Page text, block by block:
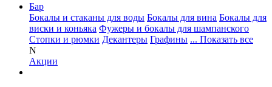
Бар
Бокалы и стаканы для воды Бокалы для вина Бокалы для
виски и коньяка Фужеры и бокалы для шампанского
Стопки и рюмки Декантеры Графины ... Показать все
N
Акции